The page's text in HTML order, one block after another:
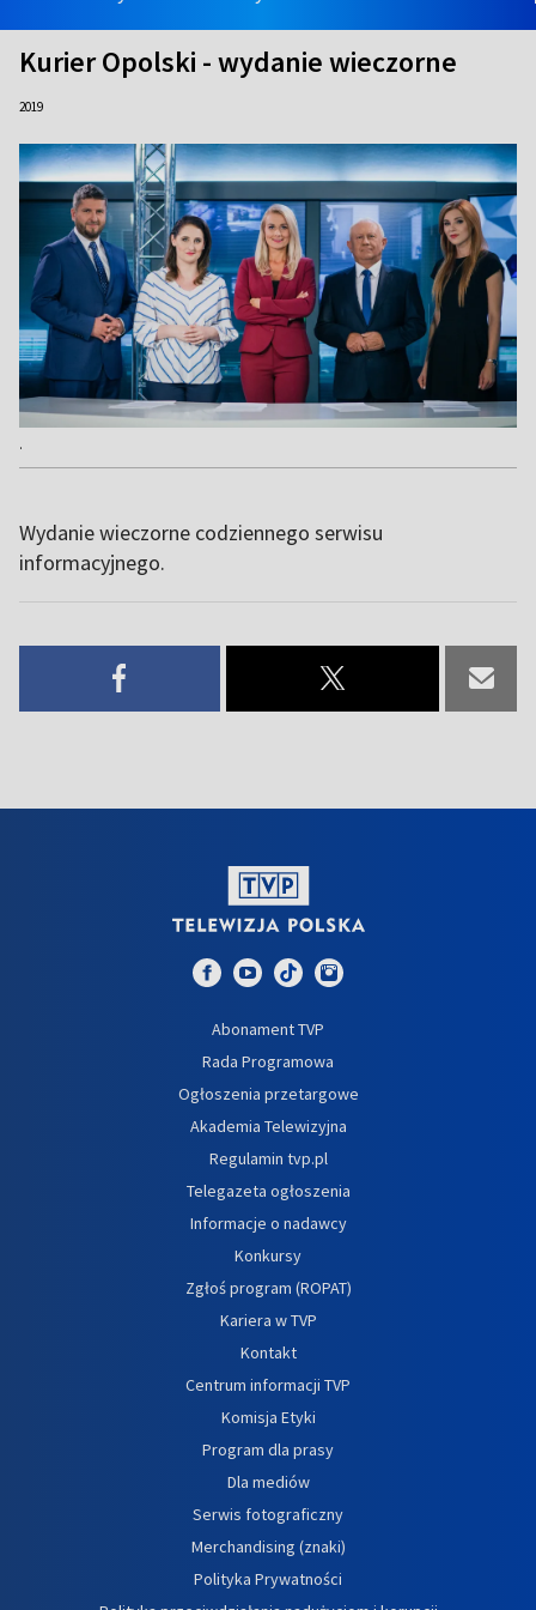
Kurier Opolski - wydanie wieczorne
2019
.
Wydanie wieczorne codziennego serwisu
informacyjnego.
Abonament TVP
Rada Programowa
Ogłoszenia przetargowe
Akademia Telewizyjna
Regulamin tvp.pl
Telegazeta ogłoszenia
Informacje o nadawcy
Konkursy
Zgłoś program (ROPAT)
Kariera w TVP
Kontakt
Centrum informacji TVP
Komisja Etyki
Program dla prasy
Dla mediów
Serwis fotograficzny
Merchandising (znaki)
Polityka Prywatności